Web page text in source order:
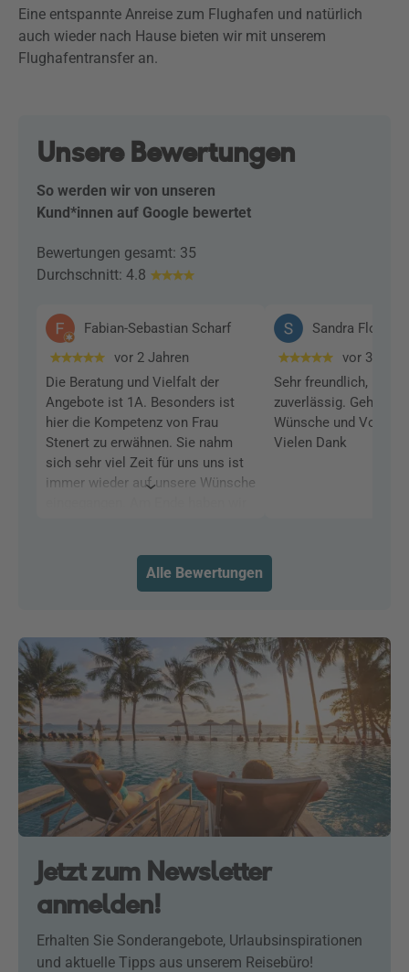
Eine entspannte Anreise zum Flughafen und natürlich
auch wieder nach Hause bieten wir mit unserem
Flughafentransfer an.
Unsere Bewertungen
So werden wir von unseren
Kund*innen auf Google bewertet
Bewertungen gesamt: 35
Durchschnitt: 4.8
Fabian-Sebastian Scharf
vor 2 Jahren
Die Beratung und Vielfalt der
Angebote ist 1A. Besonders ist
hier die Kompetenz von Frau
Stenert zu erwähnen. Sie nahm
sich sehr viel Zeit für uns uns ist
immer wieder auf unsere Wünsche
sofort nur noch hier buchen und
planen. Ganz klare Empfehlung!!
Sandra Florin
vor 3
Sehr freundlich,
zuverlässig. Gehen
Wünsche und
Vielen Dank
Alle Bewertungen
Jetzt zum Newsletter
anmelden!
Erhalten Sie Sonderangebote, Urlaubsinspirationen
und aktuelle Tipps aus unserem Reisebüro!